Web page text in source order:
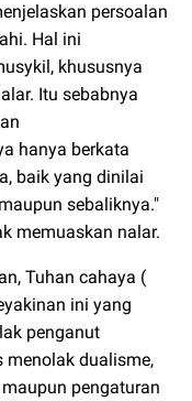
persoalan
Hal ini
khususnya
Itu sebabnya
hanya berkata
baik yang dinilai
sebaliknya."
memuaskan nalar.
Tuhan cahaya (
ini yang
penganut
menolak dualisme,
pengaturan